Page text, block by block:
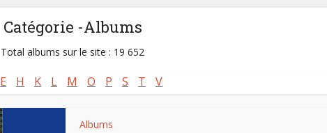
Catégorie -Albums
Total albums sur le site : 19 652
E H K L M O P S T V
Albums